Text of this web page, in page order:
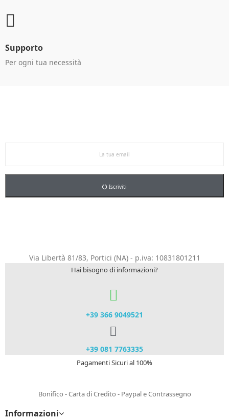
Supporto
Per ogni tua necessità
Iscriviti
Via Libertà 81/83, Portici (NA) - p.iva: 10831801211
Hai bisogno di informazioni?
+39 366 9049521​
+39 081 7763335
Pagamenti Sicuri al 100%
Bonifico - Carta di Credito - Paypal e Contrassegno
Informazioni